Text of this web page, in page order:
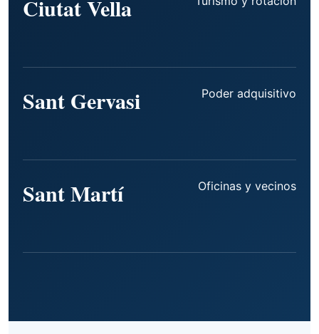
Ciutat Vella
Sant Gervasi Poder adquisitivo
Sant Martí Oficinas y vecinos